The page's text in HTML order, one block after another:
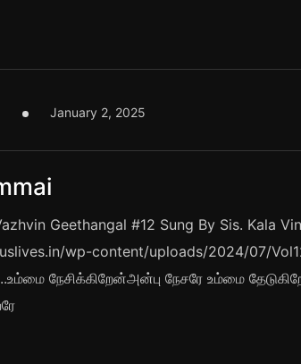
January 2, 2025
Geethangal #12 Sung By Sis. Kala
wp-content/uploads/2024/07/
நேசிக்கிறேன்அன்பு நேசரே உம்மை